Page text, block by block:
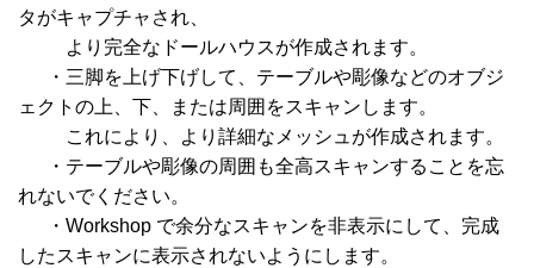
タがキャプチャされ、
より完全なドールハウスが作成されます。
・三脚を上げ下げして、テーブルや彫像などのオブジ
ェクトの上、下、または周囲をスキャンします。
これにより、より詳細なメッシュが作成されます。
・テーブルや彫像の周囲も全高スキャンすることを忘
れないでください。
・Workshop で余分なスキャンを非表示にして、完成
したスキャンに表示されないようにします。